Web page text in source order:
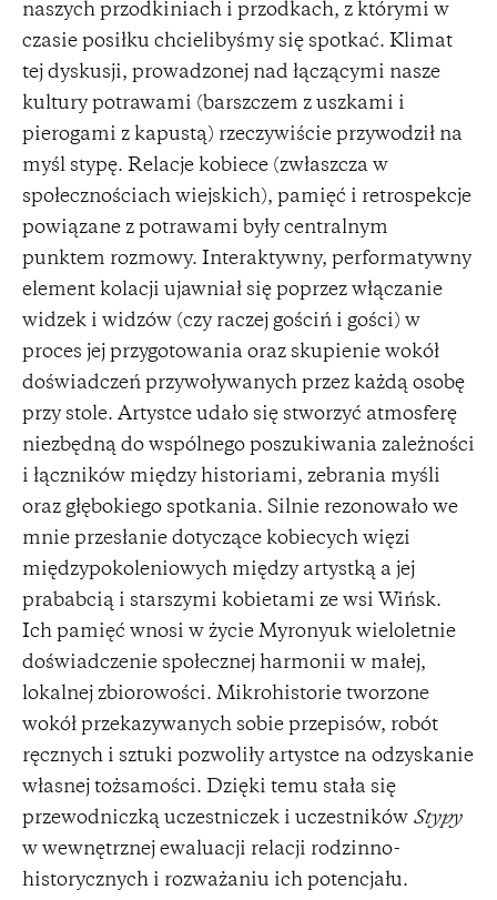
naszych przodkiniach i przodkach, z którymi w
czasie posiłku chcielibyśmy się spotkać. Klimat
tej dyskusji, prowadzonej nad łączącymi nasze
kultury potrawami (barszczem z uszkami i
pierogami z kapustą) rzeczywiście przywodził na
myśl stypę. Relacje kobiece (zwłaszcza w
społecznościach wiejskich), pamięć i retrospekcje
powiązane z potrawami były centralnym
punktem rozmowy. Interaktywny, performatywny
element kolacji ujawniał się poprzez włączanie
widzek i widzów (czy raczej gościń i gości) w
proces jej przygotowania oraz skupienie wokół
doświadczeń przywoływanych przez każdą osobę
przy stole. Artystce udało się stworzyć atmosferę
niezbędną do wspólnego poszukiwania zależności
i łączników między historiami, zebrania myśli
oraz głębokiego spotkania. Silnie rezonowało we
mnie przesłanie dotyczące kobiecych więzi
międzypokoleniowych między artystką a jej
prababcią i starszymi kobietami ze wsi Wińsk.
Ich pamięć wnosi w życie Myronyuk wieloletnie
doświadczenie społecznej harmonii w małej,
lokalnej zbiorowości. Mikrohistorie tworzone
wokół przekazywanych sobie przepisów, robót
ręcznych i sztuki pozwoliły artystce na odzyskanie
własnej tożsamości. Dzięki temu stała się
przewodniczką uczestniczek i uczestników Stypy
w wewnętrznej ewaluacji relacji rodzinno-
historycznych i rozważaniu ich potencjału.